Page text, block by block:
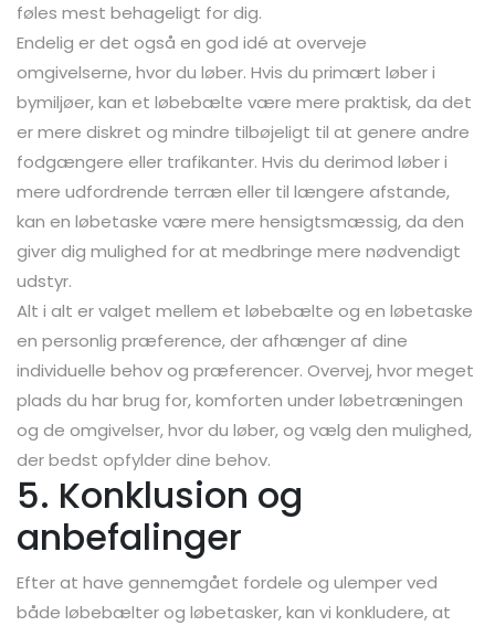
føles mest behageligt for dig.
Endelig er det også en god idé at overveje
omgivelserne, hvor du løber. Hvis du primært løber i
bymiljøer, kan et løbebælte være mere praktisk, da det
er mere diskret og mindre tilbøjeligt til at genere andre
fodgængere eller trafikanter. Hvis du derimod løber i
mere udfordrende terræn eller til længere afstande,
kan en løbetaske være mere hensigtsmæssig, da den
giver dig mulighed for at medbringe mere nødvendigt
udstyr.
Alt i alt er valget mellem et løbebælte og en løbetaske
en personlig præference, der afhænger af dine
individuelle behov og præferencer. Overvej, hvor meget
plads du har brug for, komforten under løbetræningen
og de omgivelser, hvor du løber, og vælg den mulighed,
der bedst opfylder dine behov.
5. Konklusion og
anbefalinger
Efter at have gennemgået fordele og ulemper ved
både løbebælter og løbetasker, kan vi konkludere, at